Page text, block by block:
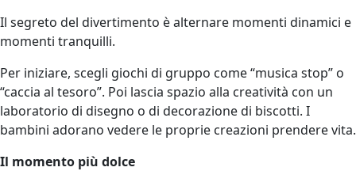
Il segreto del divertimento è alternare momenti dinamici e
momenti tranquilli.
Per iniziare, scegli giochi di gruppo come “musica stop” o
“caccia al tesoro”. Poi lascia spazio alla creatività con un
laboratorio di disegno o di decorazione di biscotti. I
bambini adorano vedere le proprie creazioni prendere vita.
Il momento più dolce